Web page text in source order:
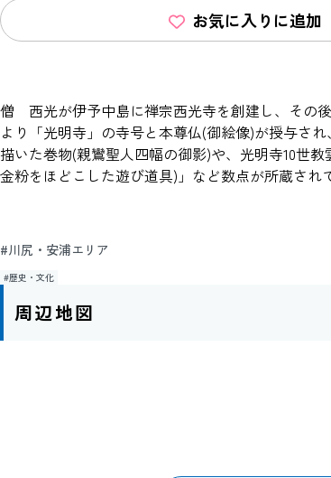
お気に入りに追加
僧 西光が伊予中島に禅宗西光寺を創建し、その
より「光明寺」の寺号と本尊仏(御絵像)が授与さ
描いた巻物(親鸞聖人四幅の御影)や、光明寺10世
金粉をほどこした遊び道具)」など数点が所蔵され
#川尻・安浦エリア
#歴史・文化
周辺地図